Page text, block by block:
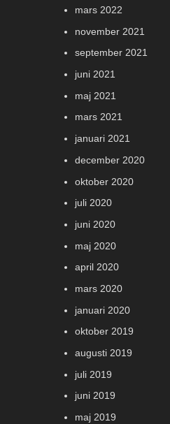
mars 2022
november 2021
september 2021
juni 2021
maj 2021
mars 2021
januari 2021
december 2020
oktober 2020
juli 2020
juni 2020
maj 2020
april 2020
mars 2020
januari 2020
oktober 2019
augusti 2019
juli 2019
juni 2019
maj 2019